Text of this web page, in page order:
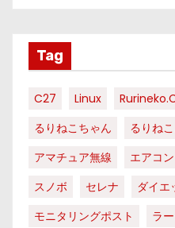
Tag
C27 Linux
るりねこちゃん
るりね
アマチュア無線
エアコン
スノボ
セレナ ダイエ
モニタリングポスト
ラ